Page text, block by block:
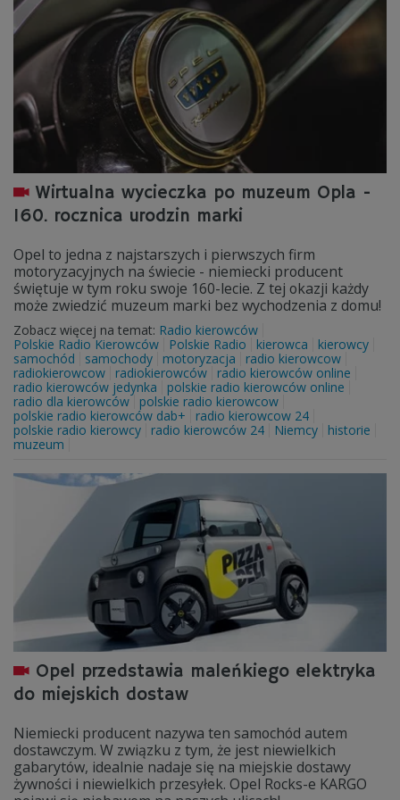
Wirtualna wycieczka po muzeum Opla -
160. rocznica urodzin marki
Opel to jedna z najstarszych i pierwszych firm
motoryzacyjnych na świecie - niemiecki producent
świętuje w tym roku swoje 160-lecie. Z tej okazji każdy
może zwiedzić muzeum marki bez wychodzenia z domu!
Zobacz więcej na temat: Radio kierowców
Polskie Radio Kierowców
Polskie Radio kierowca
kierowcy
samochód
samochody motoryzacja
radio kierowcow
radiokierowcow
radiokierowców
radio kierowców online
radio kierowców jedynka
polskie radio kierowców online
radio dla kierowców
polskie radio kierowcow
polskie radio kierowców dab+
radio kierowcow 24
polskie radio kierowcy
radio kierowców 24 Niemcy
historie
muzeum
Opel przedstawia maleńkiego elektryka
do miejskich dostaw
Niemiecki producent nazywa ten samochód autem
dostawczym. W związku z tym, że jest niewielkich
gabarytów, idealnie nadaje się na miejskie dostawy
żywności i niewielkich przesyłek. Opel Rocks-e KARGO